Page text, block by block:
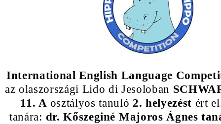
International English Language
az olaszországi Lido di Jesoloban
11. A osztályos tanuló 2. helyezést ért
tanára: dr. Kőszeginé Majoros Ágnes